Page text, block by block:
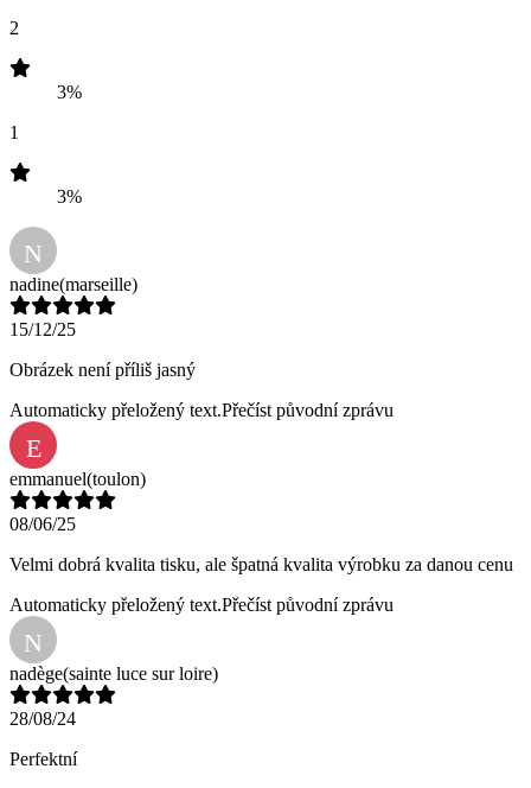
2
3%
1
3%
N
nadine(marseille)
15/12/25
Obrázek není příliš jasný
Automaticky přeložený text.Přečíst původní zprávu
E
emmanuel(toulon)
08/06/25
Velmi dobrá kvalita tisku, ale špatná kvalita výrobku za danou cenu
Automaticky přeložený text.Přečíst původní zprávu
N
nadège(sainte luce sur loire)
28/08/24
Perfektní